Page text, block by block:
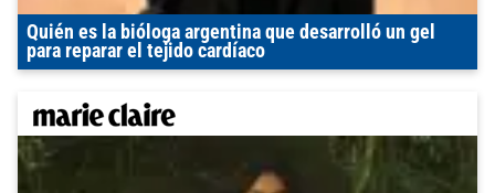
Quién es la bióloga argentina que desarrolló un gel
para reparar el tejido cardíaco